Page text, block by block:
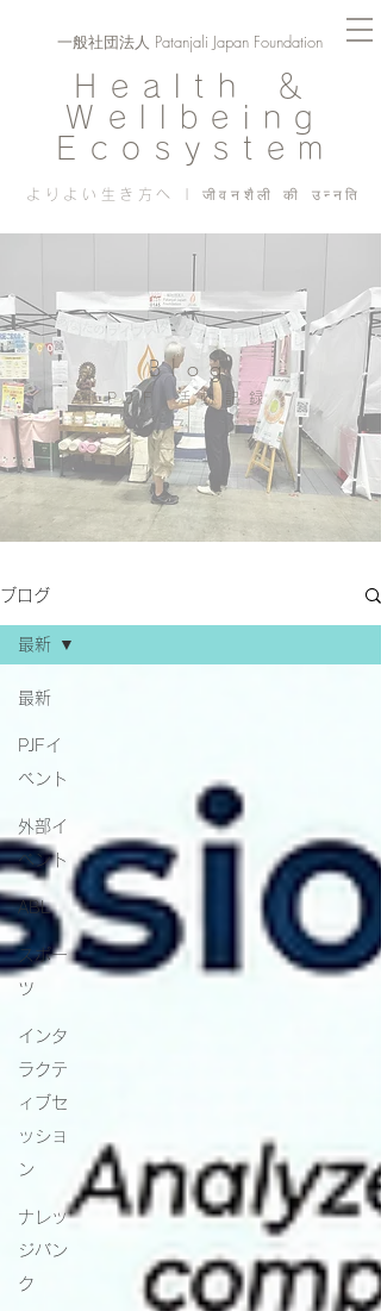
Health ＆
Wellbeing
Ecosystem
よりよい生き方へ | जीवनशैली की उन्नति
一般社団法人 Patanjali Japan Foundation
Blog
PJF ​活動記録
ブログ
最新
PJFイ
ベント
外部イ
ベント
ABL
スポー
ツ
インタ
ラクテ
ィブセ
ッショ
ン
ナレッ
ジバン
ク
最新